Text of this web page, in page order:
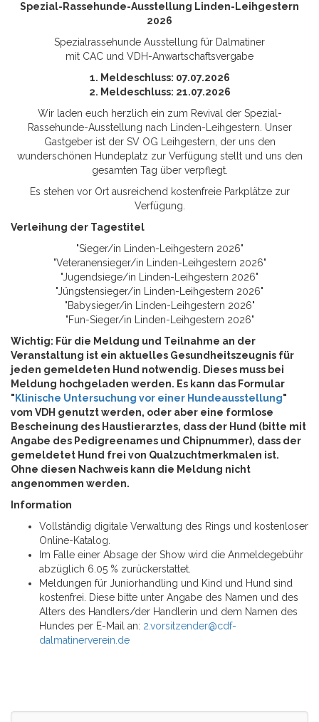
Spezial-Rassehunde-Ausstellung Linden-Leihgestern
2026
Spezialrassehunde Ausstellung für Dalmatiner
mit CAC und VDH-Anwartschaftsvergabe
1. Meldeschluss: 07.07.2026
2. Meldeschluss: 21.07.2026
Wir laden euch herzlich ein zum Revival der Spezial-
Rassehunde-Ausstellung nach Linden-Leihgestern. Unser
Gastgeber ist der SV OG Leihgestern, der uns den
wunderschönen Hundeplatz zur Verfügung stellt und uns den
gesamten Tag über verpflegt.
Es stehen vor Ort ausreichend kostenfreie Parkplätze zur
Verfügung.
Verleihung der Tagestitel
"Sieger/in Linden-Leihgestern 2026"
"Veteranensieger/in Linden-Leihgestern 2026"
"Jugendsiege/in Linden-Leihgestern 2026"
"Jüngstensieger/in Linden-Leihgestern 2026"
"Babysieger/in Linden-Leihgestern 2026"
"Fun-Sieger/in Linden-Leihgestern 2026"
Wichtig: Für die Meldung und Teilnahme an der
Veranstaltung ist ein aktuelles Gesundheitszeugnis für
jeden gemeldeten Hund notwendig. Dieses muss bei
Meldung hochgeladen werden. Es kann das Formular
" Klinische Untersuchung vor einer Hundeausstellung"
vom VDH genutzt werden, oder aber eine formlose
Bescheinung des Haustierarztes, dass der Hund (bitte mit
Angabe des Pedigreenames und Chipnummer), dass der
gemeldetet Hund frei von Qualzuchtmerkmalen ist.
Ohne diesen Nachweis kann die Meldung nicht
angenommen werden.
Information
Vollständig digitale Verwaltung des Rings und kostenloser
Online-Katalog.
Im Falle einer Absage der Show wird die Anmeldegebühr
abzüglich 6.05 % zurückerstattet.
Meldungen für Juniorhandling und Kind und Hund sind
kostenfrei. Diese bitte unter Angabe des Namen und des
Alters des Handlers/der Handlerin und dem Namen des
Hundes per E-Mail an: 2.vorsitzender@cdf-
dalmatinerverein.de